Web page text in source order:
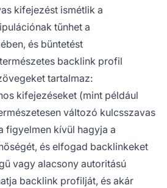
kifejezést ismétlik a
tűnhet a
és büntetést
backlink profil
tartalmaz:
kifejezéseket (mint például
változó kulcsszavas
figyelmen kívül hagyja a
és elfogad backlinkeket
vagy alacsony autoritású
backlink profilját, és akár